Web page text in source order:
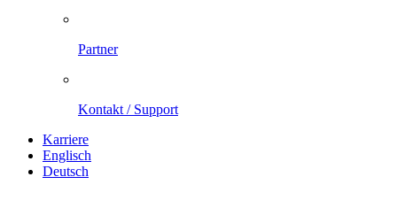
Partner
Kontakt / Support
Karriere
Englisch
Deutsch